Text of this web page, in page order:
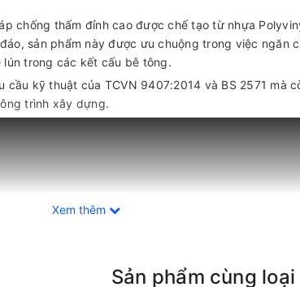
chống thấm đỉnh cao được chế tạo từ nhựa
sản phẩm này được ưu chuộng trong việc ngăn
trong các kết cấu bê tông.
kỹ thuật của TCVN 9407:2014 và BS 2571 mà
trình xây dựng.
Xem thêm
Sản phẩm cùng loại